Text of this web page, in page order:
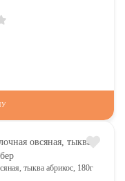
тыква абрикос, 180г